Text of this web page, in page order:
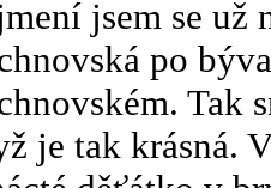
jsem se už
po
Tak
je tak krásná.